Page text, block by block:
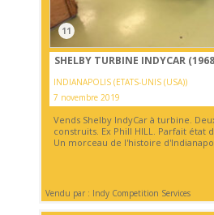
11
SHELBY TURBINE INDYCAR
INDIANAPOLIS (ETATS-UNIS (USA))
7 novembre 2019
Vends Shelby IndyCar à turbine.
construits. Ex Phill HILL. Parfait état
Un morceau de l'histoire
Vendu par : Indy Competition Services